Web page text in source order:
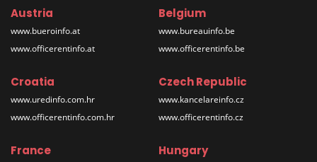
Austria
www.bueroinfo.at
www.officerentinfo.at
Belgium
www.bureauinfo.be
www.officerentinfo.be
Croatia
www.uredinfo.com.hr
www.officerentinfo.com.hr
Czech Republic
www.kancelareinfo.cz
www.officerentinfo.cz
France Hungary